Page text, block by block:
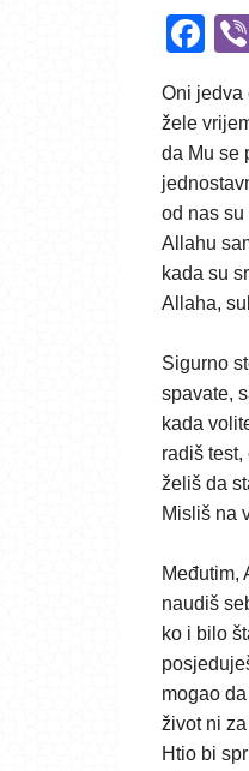
Oni jedva
žele
da Mu se
od nas
Allahu
kada su
Allaha,
Sigurno
spavate,
kada
radiš
želiš da
Misliš na
Međutim,
naudiš
ko i bilo
mogao
život ni
Htiobi